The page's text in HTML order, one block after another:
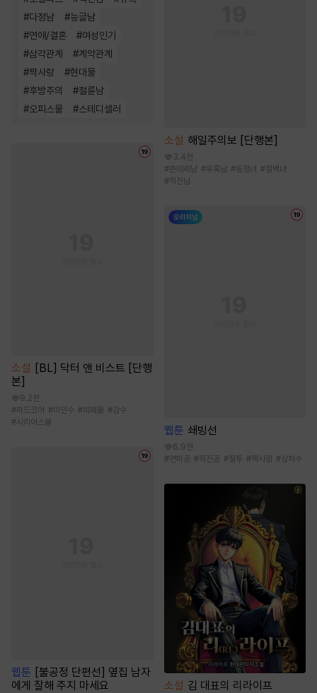
#다정남 #능글남
#연애/결혼 #여성인기
#삼각관계 #계약관계
#짝사랑 #현대물
#후방주의 #절륜남
#오피스물 #스테디셀러
소설 [BL] 닥터 앤 비스트 [단행
본]
9.2천
#하드코어 #미인수 #피폐물 #강수
#시리어스물
웹툰 [불공정 단편선] 옆집 남자
에게 잘해 주지 마세요
소설 해일주의보 [단행본]
3.4천
#츤데레남 #유혹남 #동정녀 #철벽녀
#직진남
웹툰 쇄빙선
6.9천
#연하공 #직진공 #질투 #짝사랑 #상처수
소설 김 대표의 리라이프